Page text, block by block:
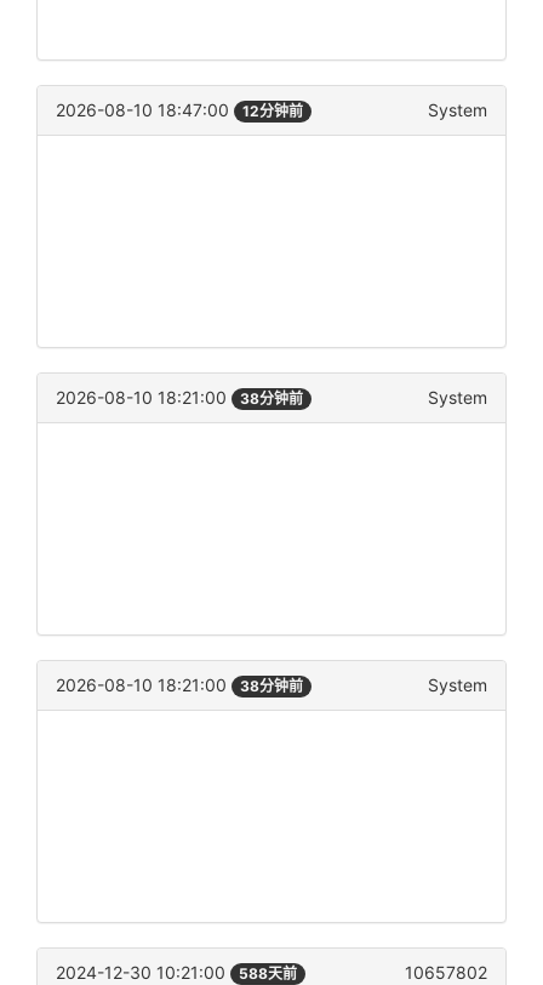
2026-08-10 18:47:00 12分钟前 System
2026-08-10 18:21:00 38分钟前 System
2026-08-10 18:21:00 38分钟前 System
2024-12-30 10:21:00 588天前 10657802